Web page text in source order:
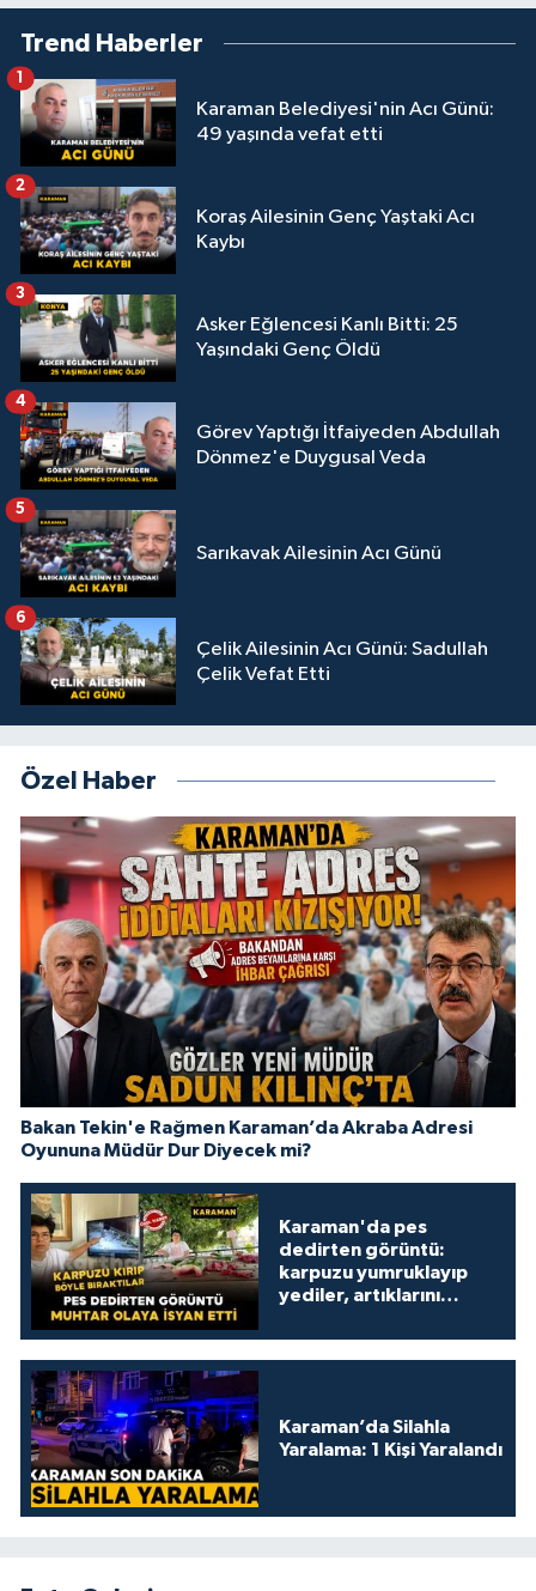
Trend Haberler
Karaman Belediyesi'nin Acı Günü:
49 yaşında vefat etti
1
Koraş Ailesinin Genç Yaştaki Acı
Kaybı
2
Asker Eğlencesi Kanlı Bitti: 25
Yaşındaki Genç Öldü
3
Görev Yaptığı İtfaiyeden Abdullah
Dönmez'e Duygusal Veda
4
Sarıkavak Ailesinin Acı Günü
5
Çelik Ailesinin Acı Günü: Sadullah
Çelik Vefat Etti
6
Özel Haber
Bakan Tekin'e Rağmen Karaman’da Akraba Adresi
Oyununa Müdür Dur Diyecek mi?
Karaman'da pes
dedirten görüntü:
karpuzu yumruklayıp
yediler, artıklarını
Karaman’da Silahla
Yaralama: 1 Kişi Yaralandı